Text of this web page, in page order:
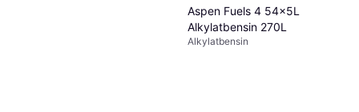
Aspen Fuels 4 54x5L
Alkylatbensin 270L
Alkylatbensin